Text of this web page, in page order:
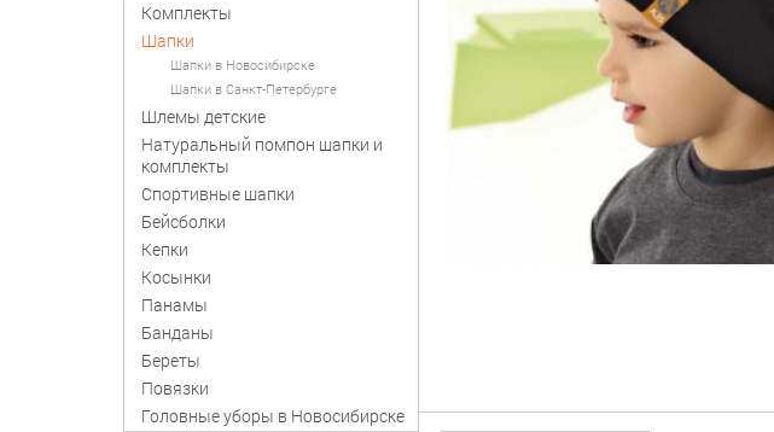
Комплекты
Шапки
Шапки в Новосибирске
Шапки в Санкт-Петербурге
Шлемы детские
Натуральный помпон шапки и
комплекты
Спортивные шапки
Бейсболки
Кепки
Косынки
Панамы
Банданы
Береты
Повязки
Головные уборы в Новосибирске